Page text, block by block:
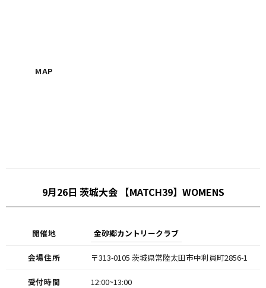
MAP
9月26日 茨城大会 【MATCH39】WOMENS
開催地 金砂郷カントリークラブ
会場住所 〒313-0105 茨城県常陸太田市中利員町2856-1
受付時間 12:00~13:00